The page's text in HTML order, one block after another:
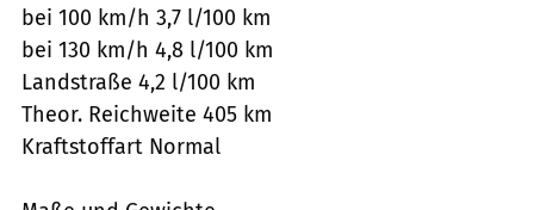
bei 100 km/h 3,7 l/100 km
bei 130 km/h 4,8 l/100 km
Landstraße 4,2 l/100 km
Theor. Reichweite 405 km
Kraftstoffart Normal